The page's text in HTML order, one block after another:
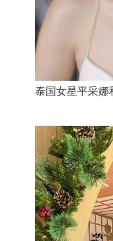
泰国女星平采